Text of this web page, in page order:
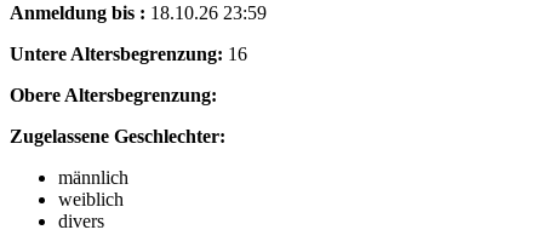
Anmeldung bis : 18.10.26 23:59
Untere Altersbegrenzung: 16
Obere Altersbegrenzung:
Zugelassene Geschlechter:
männlich
weiblich
divers